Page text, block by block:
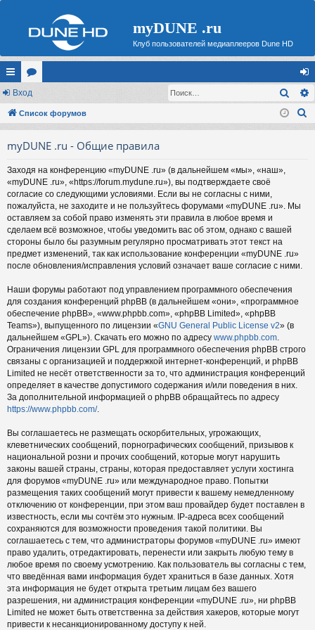
myDUNE .ru
Клуб пользователей медиаплееров Dune HD
с
ы
ор
ум
хо
д
Вход
Список форумов
myDUNE .ru - Общие правила
Заходя на конференцию «myDUNE .ru» (в дальнейшем «мы», «наш»,
«myDUNE .ru», «https://forum.mydune.ru»), вы подтверждаете своё
согласие со следующими условиями. Если вы не согласны с ними,
пожалуйста, не заходите и не пользуйтесь форумами «myDUNE .ru». Мы
оставляем за собой право изменять эти правила в любое время и
сделаем всё возможное, чтобы уведомить вас об этом, однако с вашей
стороны было бы разумным регулярно просматривать этот текст на
предмет изменений, так как использование конференции «myDUNE .ru»
после обновления/исправления условий означает ваше согласие с ними.
Наши форумы работают под управлением программного обеспечения
для создания конференций phpBB (в дальнейшем «они», «программное
обеспечение phpBB», «www.phpbb.com», «phpBB Limited», «phpBB
Teams»), выпущенного по лицензии «GNU General Public License v2» (в
дальнейшем «GPL»). Скачать его можно по адресу www.phpbb.com.
Ограничения лицензии GPL для программного обеспечения phpBB строго
связаны с организацией и поддержкой интернет-конференций, и phpBB
Limited не несёт ответственности за то, что администрация конференций
определяет в качестве допустимого содержания и/или поведения в них.
За дополнительной информацией о phpBB обращайтесь по адресу
https://www.phpbb.com/.
Вы соглашаетесь не размещать оскорбительных, угрожающих,
клеветнических сообщений, порнографических сообщений, призывов к
национальной розни и прочих сообщений, которые могут нарушить
законы вашей страны, страны, которая предоставляет услуги хостинга
для форумов «myDUNE .ru» или международное право. Попытки
размещения таких сообщений могут привести к вашему немедленному
отключению от конференции, при этом ваш провайдер будет поставлен в
известность, если мы сочтём это нужным. IP-адреса всех сообщений
сохраняются для возможности проведения такой политики. Вы
соглашаетесь с тем, что администраторы форумов «myDUNE .ru» имеют
право удалить, отредактировать, перенести или закрыть любую тему в
любое время по своему усмотрению. Как пользователь вы согласны с тем,
что введённая вами информация будет храниться в базе данных. Хотя
эта информация не будет открыта третьим лицам без вашего
разрешения, ни администрация конференции «myDUNE .ru», ни phpBB
Limited не может быть ответственна за действия хакеров, которые могут
привести к несанкционированному доступу к ней.